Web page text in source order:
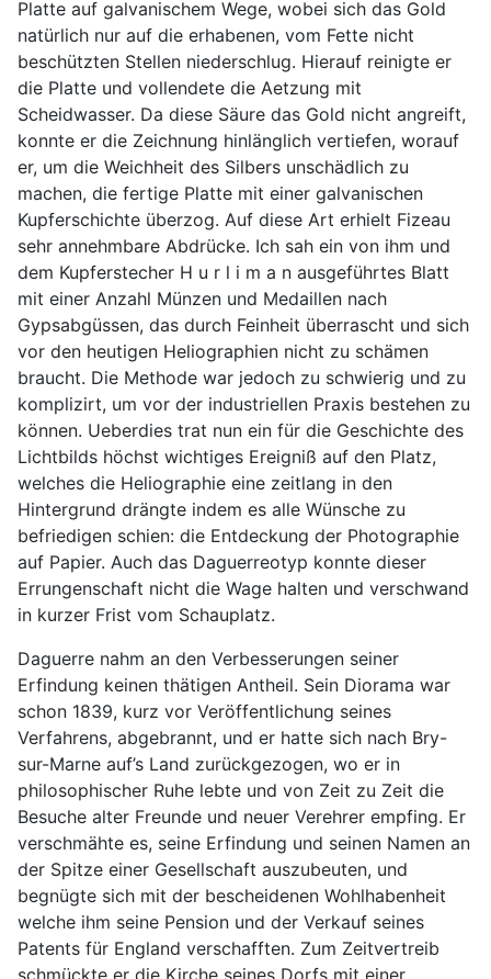
Platte auf galvanischem Wege, wobei sich das Gold
natürlich nur auf die erhabenen, vom Fette nicht
beschützten Stellen niederschlug. Hierauf reinigte er
die Platte und vollendete die Aetzung mit
Scheidwasser. Da diese Säure das Gold nicht angreift,
konnte er die Zeichnung hinlänglich vertiefen, worauf
er, um die Weichheit des Silbers unschädlich zu
machen, die fertige Platte mit einer galvanischen
Kupferschichte überzog. Auf diese Art erhielt Fizeau
sehr annehmbare Abdrücke. Ich sah ein von ihm und
dem Kupferstecher H u r l i m a n ausgeführtes Blatt
mit einer Anzahl Münzen und Medaillen nach
Gypsabgüssen, das durch Feinheit überrascht und sich
vor den heutigen Heliographien nicht zu schämen
braucht. Die Methode war jedoch zu schwierig und zu
komplizirt, um vor der industriellen Praxis bestehen zu
können. Ueberdies trat nun ein für die Geschichte des
Lichtbilds höchst wichtiges Ereigniß auf den Platz,
welches die Heliographie eine zeitlang in den
Hintergrund drängte indem es alle Wünsche zu
befriedigen schien: die Entdeckung der Photographie
auf Papier. Auch das Daguerreotyp konnte dieser
Errungenschaft nicht die Wage halten und verschwand
in kurzer Frist vom Schauplatz.
Daguerre nahm an den Verbesserungen seiner
Erfindung keinen thätigen Antheil. Sein Diorama war
schon 1839, kurz vor Veröffentlichung seines
Verfahrens, abgebrannt, und er hatte sich nach Bry-
sur-Marne auf’s Land zurückgezogen, wo er in
philosophischer Ruhe lebte und von Zeit zu Zeit die
Besuche alter Freunde und neuer Verehrer empfing. Er
verschmähte es, seine Erfindung und seinen Namen an
der Spitze einer Gesellschaft auszubeuten, und
begnügte sich mit der bescheidenen Wohlhabenheit
welche ihm seine Pension und der Verkauf seines
Patents für England verschafften. Zum Zeitvertreib
schmückte er die Kirche seines Dorfs mit einer